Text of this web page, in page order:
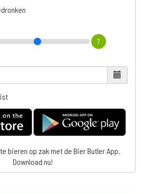
7
bieren op zak met de Bier Butler App.
Download nu!